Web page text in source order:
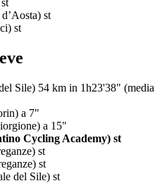
st
st
Sile) 54 km in 1h23'38" (media
a 7"
a 15"
Cycling Academy) st
st
st
del Sile) st